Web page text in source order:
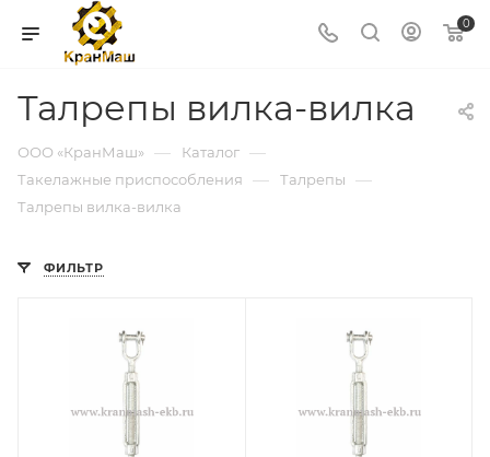
0
Талрепы вилка-вилка
ООО «КранМаш» — Каталог —
Такелажные приспособления — Талрепы —
Талрепы вилка-вилка
ФИЛЬТР